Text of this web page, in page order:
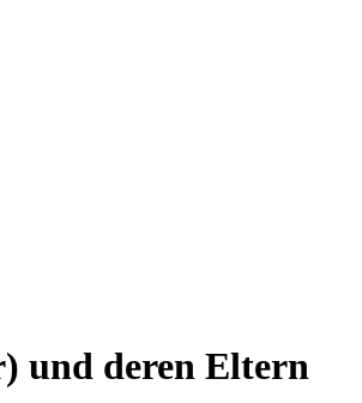
und deren Eltern